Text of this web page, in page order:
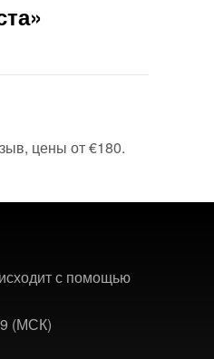
цены от €180.
с помощью
(МСК)